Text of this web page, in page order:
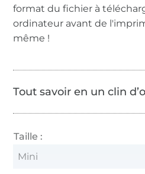
format du fichier à
ordinateur avant de
même !
Tout savoir en un clin
Taille :
Mini